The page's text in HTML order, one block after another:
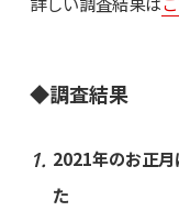
◆調査結果
2021年のお正
た